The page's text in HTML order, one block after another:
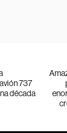
737
década